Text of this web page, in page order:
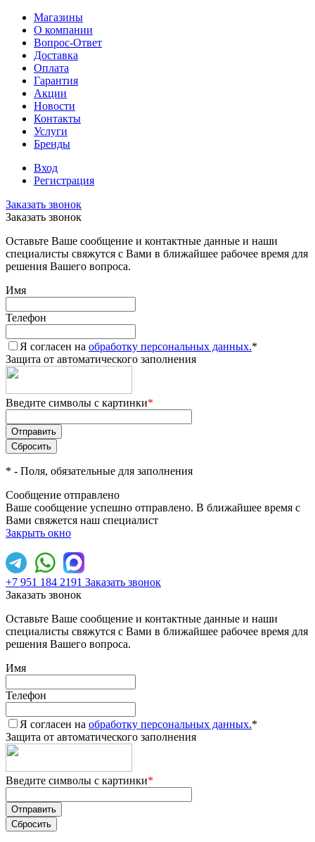
Магазины
О компании
Вопрос-Ответ
Доставка
Оплата
Гарантия
Акции
Новости
Контакты
Услуги
Бренды
Вход
Регистрация
Заказать звонок
Заказать звонок
Оставьте Ваше сообщение и контактные данные и наши
специалисты свяжутся с Вами в ближайшее рабочее время для
решения Вашего вопроса.
Имя
Телефон
Я согласен на обработку персональных данных.*
Защита от автоматического заполнения
Введите символы с картинки*
* - Поля, обязательные для заполнения
Сообщение отправлено
Ваше сообщение успешно отправлено. В ближайшее время с
Вами свяжется наш специалист
Закрыть окно
+7 951 184 2191 Заказать звонок
Заказать звонок
Оставьте Ваше сообщение и контактные данные и наши
специалисты свяжутся с Вами в ближайшее рабочее время для
решения Вашего вопроса.
Имя
Телефон
Я согласен на обработку персональных данных.*
Защита от автоматического заполнения
Введите символы с картинки*